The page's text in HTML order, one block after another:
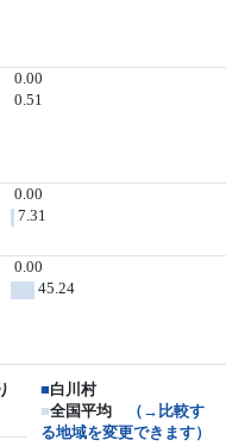
0.00
0.51
0.00
7.31
0.00
45.24
■白川村
■全国平均
（→比較す
る地域を変更できます）